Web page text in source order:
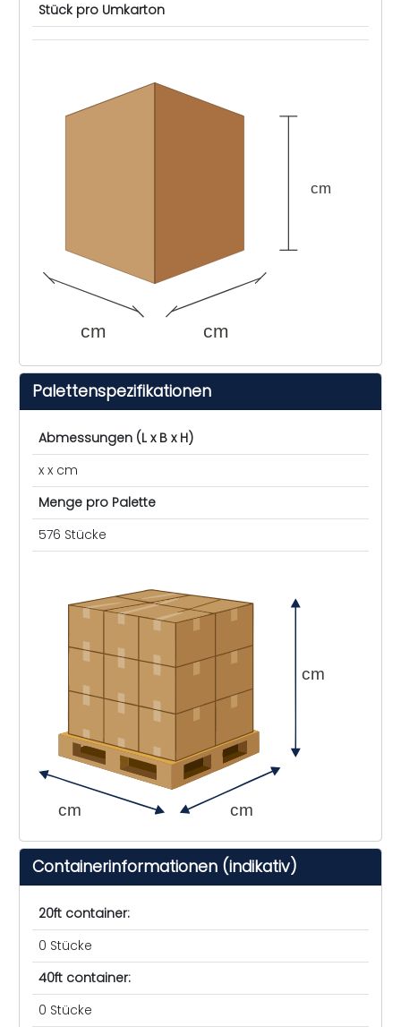
Stück pro Umkarton
cm cm
cm
Palettenspezifikationen
Abmessungen (L x B x H)
x x cm
Menge pro Palette
576 Stücke
cm cm
cm
Containerinformationen (indikativ)
20ft container:
0 Stücke
40ft container:
0 Stücke